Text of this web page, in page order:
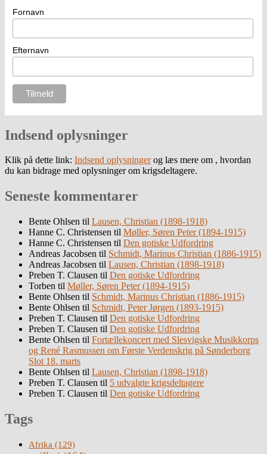
Fornavn
Efternavn
Indsend oplysninger
Klik på dette link: Indsend oplysningerog læs mere om , hvordan
du kan bidrage med oplysninger om krigsdeltagere.
Seneste kommentarer
Bente Ohlsen til Lausen, Christian (1898-1918)
Hanne C. Christensen til Møller, Søren Peter (1894-1915)
Hanne C. Christensen til Den gotiske Udfordring
Andreas Jacobsen til Schmidt, Marinus Christian (1886-1915)
Andreas Jacobsen til Lausen, Christian (1898-1918)
Preben T. Clausen til Den gotiske Udfordring
Torben til Møller, Søren Peter (1894-1915)
Bente Ohlsen til Schmidt, Marinus Christian (1886-1915)
Bente Ohlsen til Schmidt, Peter Jørgen (1893-1915)
Preben T. Clausen til Den gotiske Udfordring
Preben T. Clausen til Den gotiske Udfordring
Bente Ohlsen til Fortællekoncert med Slesvigske Musikkorps
og René Rasmussen om Første Verdenskrig på Sønderborg
Slot 18. marts
Bente Ohlsen til Lausen, Christian (1898-1918)
Preben T. Clausen til 5 udvalgte krigsdeltagere
Preben T. Clausen til Den gotiske Udfordring
Tags
Afrika (129)